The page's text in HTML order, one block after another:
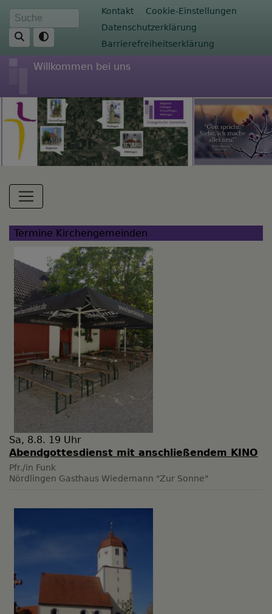
Direkt
zum
Inhalt
Suche Fußbereichsmenü
Kontakt
Cookie-Einstellungen
Datenschutzerklärung
Barrierefreiheitserklärung
Willkommen bei uns
Hauptnavigation
Termine Kirchengemeinden
Sa, 8.8. 19 Uhr
Abendgottesdienst mit anschließendem KINO
Pfr./in Funk
Nördlingen Gasthaus Wiedemann "Zur Sonne"